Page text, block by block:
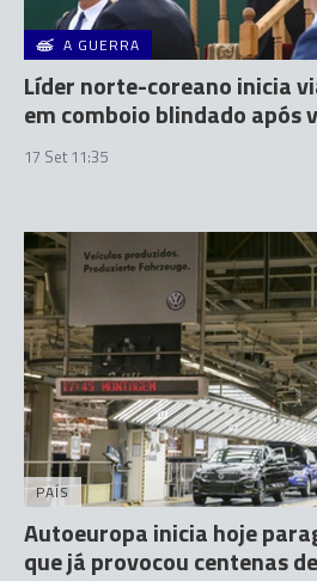
A GUERRA
Líder norte-coreano inicia
em comboio blindado após
17 Set 11:35
PAÍS
Autoeuropa inicia hoje
que já provocou centenas